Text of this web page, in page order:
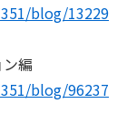
blog/13229
編
blog/96237